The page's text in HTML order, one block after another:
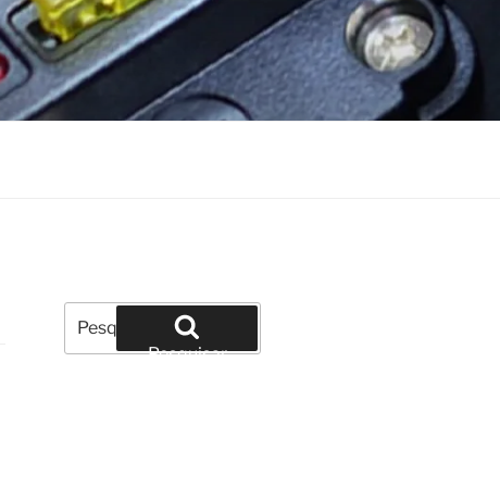
Pesquisar
por:
Pesquisar